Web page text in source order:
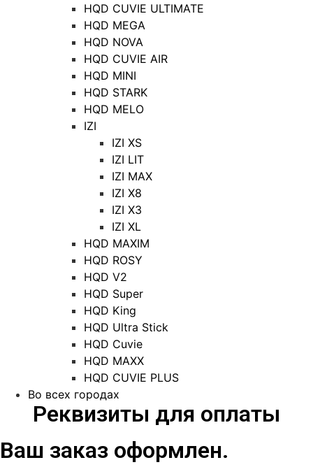
HQD CUVIE ULTIMATE
HQD MEGA
HQD NOVA
HQD CUVIE AIR
HQD MINI
HQD STARK
HQD MELO
IZI
IZI XS
IZI LIT
IZI MAX
IZI X8
IZI X3
IZI XL
HQD MAXIM
HQD ROSY
HQD V2
HQD Super
HQD King
HQD Ultra Stick
HQD Cuvie
HQD MAXX
HQD CUVIE PLUS
Во всех городах
Реквизиты для оплаты
Ваш заказ оформлен.